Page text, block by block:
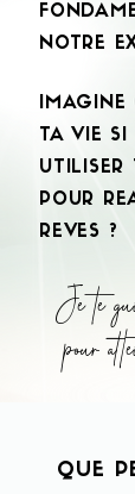
NOTRE
IMAGINE
TA VIE SI
UTILISER
POUR
REVES ?
Je te
pour
QUE